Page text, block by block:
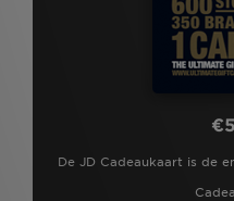
De JD Cadeaukaart is de